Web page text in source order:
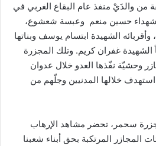
من والدَيْ منفذ عام البقاع الغربي في
حسين منعم وعبسة شعشوع،
الشهيدة ابتسام يوسف وبناتها
الشهيدة غفران كريم. وتلك المجزرة
وحشيّة نفّذها العدو خلال عدوان
خلالها المدنيين وجلّهم من
على مجزرة سحمر، تحضر مشاهد الإرهاب
المجازر المرتكبة بحق أبناء شعبنا